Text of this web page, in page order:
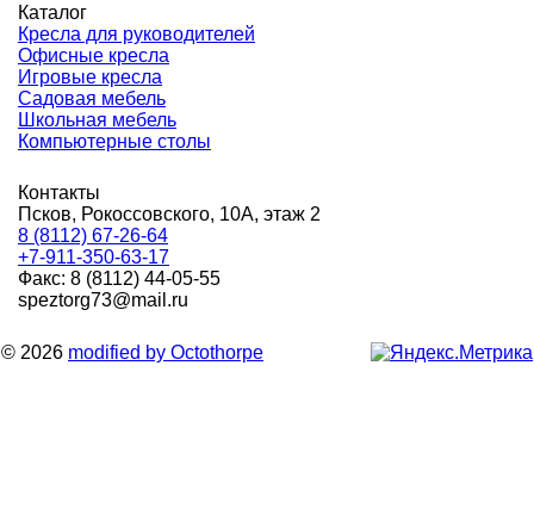
Каталог
Кресла для руководителей
Офисные кресла
Игровые кресла
Садовая мебель
Школьная мебель
Компьютерные столы
Контакты
Псков, Рокоссовского, 10А, этаж 2
8 (8112) 67-26-64
+7-911-350-63-17
Факс: 8 (8112) 44-05-55
speztorg73@mail.ru
© 2026 modified by Octothorpe